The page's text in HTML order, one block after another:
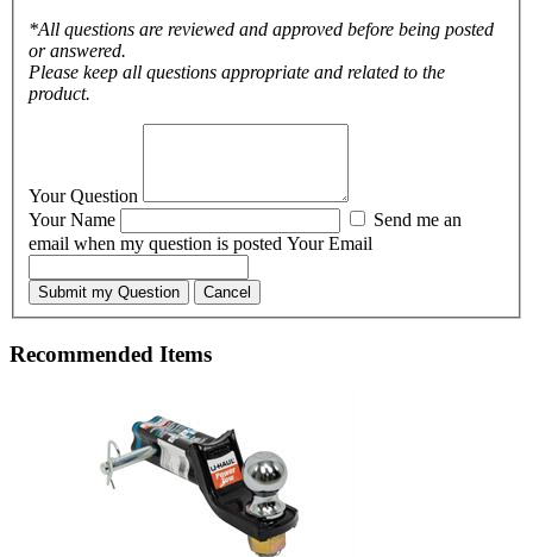
*All questions are reviewed and approved before being posted
or answered.
Please keep all questions appropriate and related to the
product.
Your Question
Your Name
email when my question is posted Your Email
Submit my Question Cancel
Recommended Items